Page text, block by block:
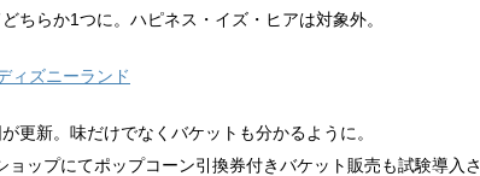
ちらか1つに。ハピネス・イズ・ヒアは対象外。
ィズニーランド
更新。味だけでなくバケットも分かるように。
ョップにてポップコーン引換券付きバケット販売も試験導入さ